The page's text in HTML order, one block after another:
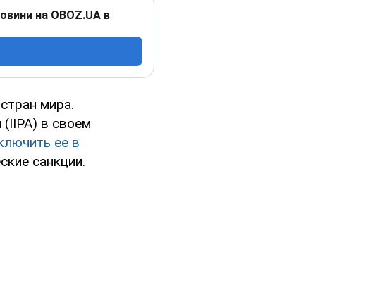
на OBOZ.UA в
стран мира.
в своем
ее в
санкции.